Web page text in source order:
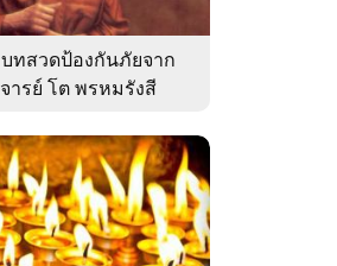
ทสวดป้องกันภัยจาก
ารย์ โต พรหมรังสี